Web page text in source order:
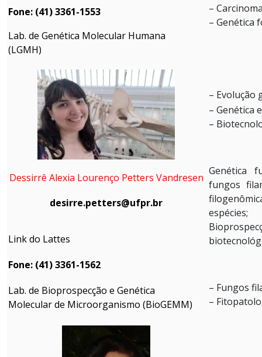
Fone: (41) 3361-1553
Lab. de Genética Molecular Humana
(LGMH)
–
– Genética
Dessirrê Alexia Lourenço Petters Vandresen
desirre.petters@ufpr.br
Link do Lattes
Fone: (41) 3361-1562
Lab. de Bioprospecção e Genética
Molecular de Microorganismo (BioGEMM)
– Evolução
– Genética
–
Genética
fungos
– Fungos
–